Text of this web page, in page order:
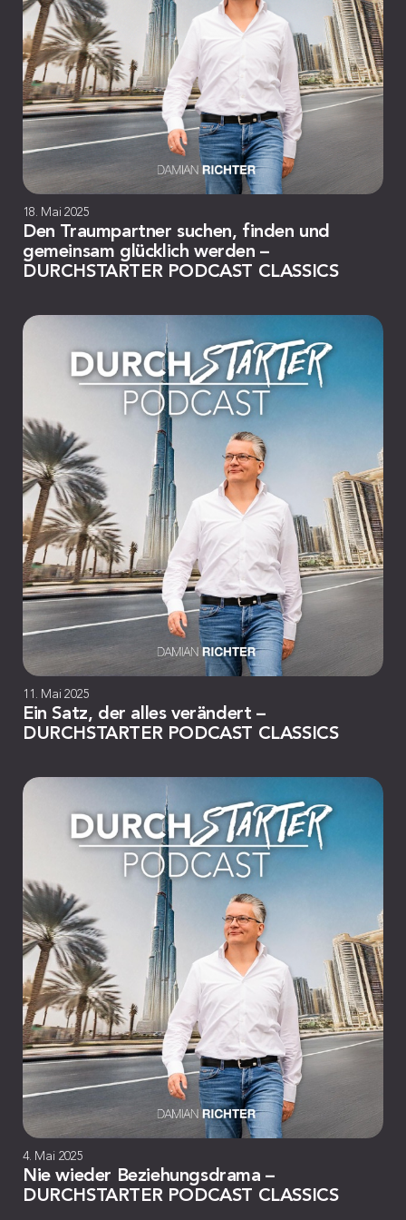
18. Mai 2025
Den Traumpartner suchen, finden und
gemeinsam glücklich werden –
DURCHSTARTER PODCAST CLASSICS
11. Mai 2025
Ein Satz, der alles verändert –
DURCHSTARTER PODCAST CLASSICS
4. Mai 2025
Nie wieder Beziehungsdrama –
DURCHSTARTER PODCAST CLASSICS